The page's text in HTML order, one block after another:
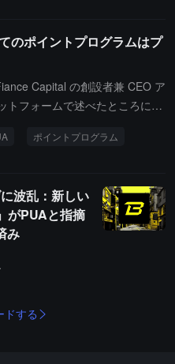
ると付け加えました。
のポイントプログラムはプ
Capital の創設者兼 CEO ア
トフォームで述べたところによ
では、実際のトークンインセ
ていますが、彼はそのようなこ
ポイントプログラム
波乱：新しい
がPUAと指摘
み
エコプロジェクト
ドする